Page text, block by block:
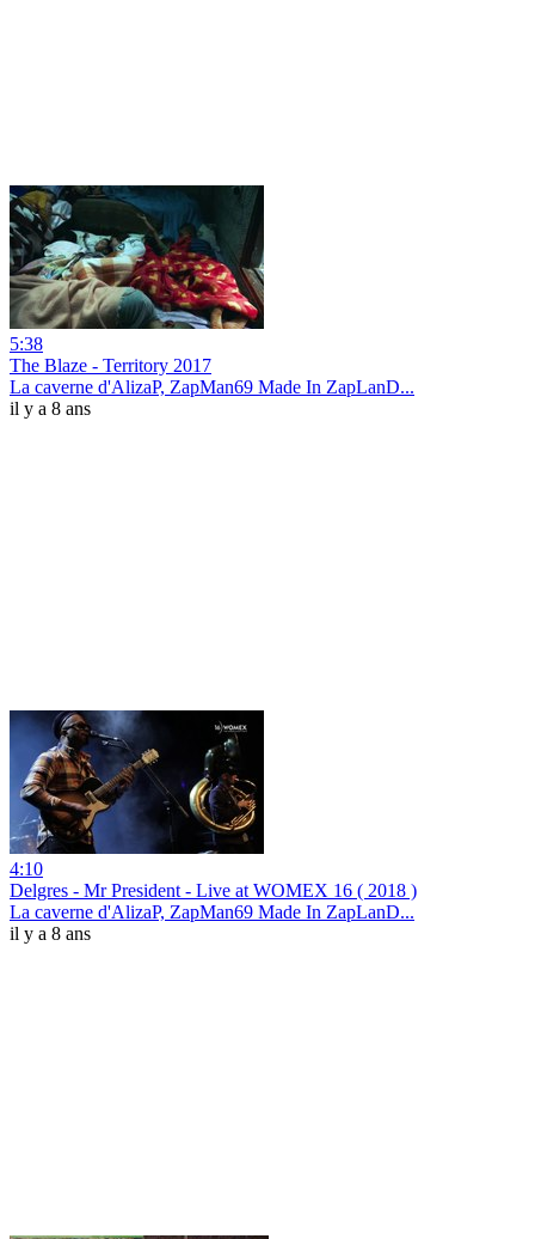
5:38
The Blaze - Territory 2017
La caverne d'AlizaP, ZapMan69 Made In ZapLanD...
il y a 8 ans
4:10
Delgres - Mr President - Live at WOMEX 16 ( 2018 )
La caverne d'AlizaP, ZapMan69 Made In ZapLanD...
il y a 8 ans